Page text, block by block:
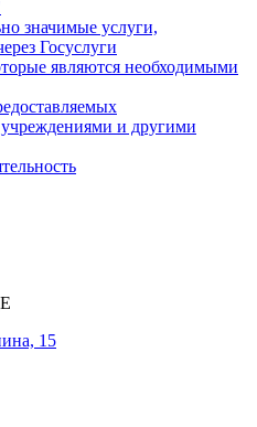
значимые услуги,
Госуслуги
являются необходимыми
и другими
15